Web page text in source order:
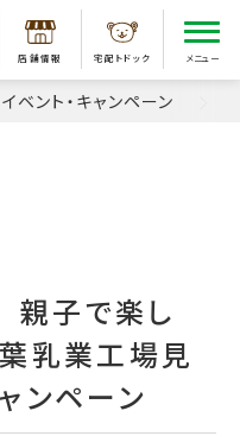
店舗情報 宅配トドック メニュー
イベント・キャンペーン
親子で楽し
乳業工場見
ンペーン